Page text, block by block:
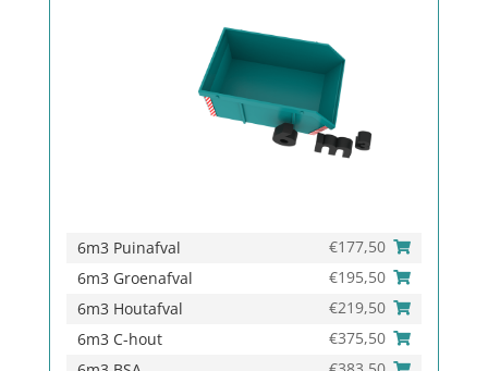
6m3 Puinafval €177,50
6m3 Groenafval
€195,50
6m3 Houtafval
€219,50
6m3 C-hout
€375,50